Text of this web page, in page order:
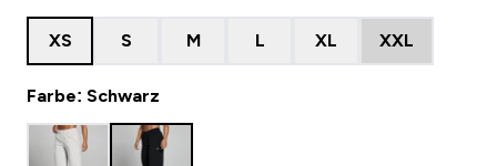
XS S M L XL XXL
Farbe: Schwarz